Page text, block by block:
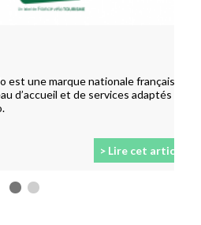
est une marque nationale française
d’accueil et de services adaptés
> Lire cet article